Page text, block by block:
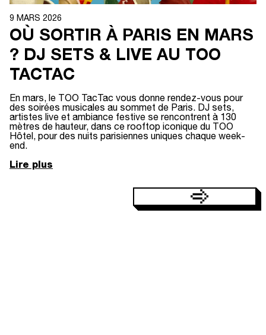
9 MARS 2026
OÙ SORTIR À PARIS EN MARS
? DJ SETS & LIVE AU TOO
TACTAC
En mars, le TOO TacTac vous donne rendez-vous pour
des soirées musicales au sommet de Paris. DJ sets,
artistes live et ambiance festive se rencontrent à 130
mètres de hauteur, dans ce rooftop iconique du TOO
Hôtel, pour des nuits parisiennes uniques chaque week-
end.
Lire plus